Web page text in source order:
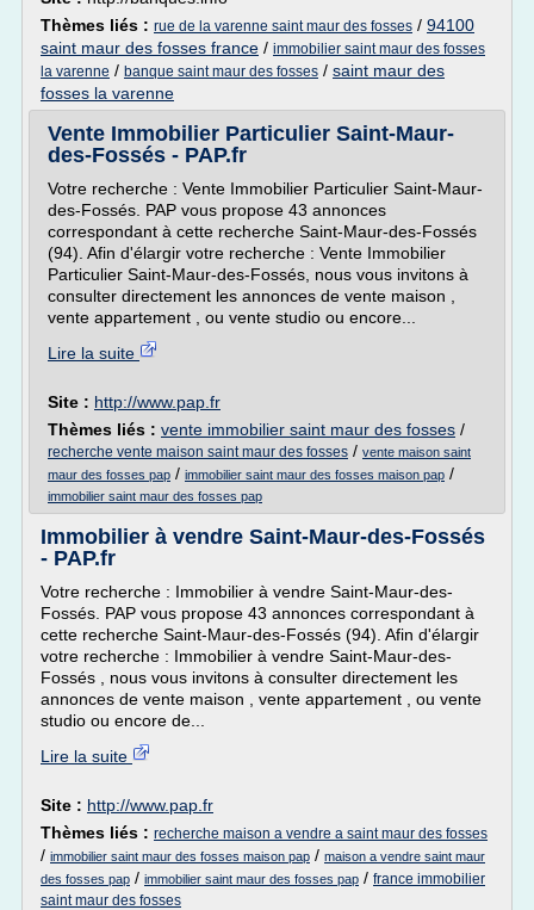
Thèmes liés : rue de la varenne saint maur des fosses / 94100
saint maur des fosses france / immobilier saint maur des fosses
la varenne / banque saint maur des fosses / saint maur des
fosses la varenne
Vente Immobilier Particulier Saint-Maur-
des-Fossés - PAP.fr
Votre recherche : Vente Immobilier Particulier Saint-Maur-
des-Fossés. PAP vous propose 43 annonces
correspondant à cette recherche Saint-Maur-des-Fossés
(94). Afin d'élargir votre recherche : Vente Immobilier
Particulier Saint-Maur-des-Fossés, nous vous invitons à
consulter directement les annonces de vente maison ,
vente appartement , ou vente studio ou encore...
Lire la suite
Site : http://www.pap.fr
Thèmes liés : vente immobilier saint maur des fosses /
recherche vente maison saint maur des fosses / vente maison saint
maur des fosses pap / immobilier saint maur des fosses maison pap /
immobilier saint maur des fosses pap
Immobilier à vendre Saint-Maur-des-Fossés
- PAP.fr
Votre recherche : Immobilier à vendre Saint-Maur-des-
Fossés. PAP vous propose 43 annonces correspondant à
cette recherche Saint-Maur-des-Fossés (94). Afin d'élargir
votre recherche : Immobilier à vendre Saint-Maur-des-
Fossés , nous vous invitons à consulter directement les
annonces de vente maison , vente appartement , ou vente
studio ou encore de...
Lire la suite
Site : http://www.pap.fr
Thèmes liés : recherche maison a vendre a saint maur des fosses
/ immobilier saint maur des fosses maison pap / maison a vendre saint maur
des fosses pap / immobilier saint maur des fosses pap / france immobilier
saint maur des fosses